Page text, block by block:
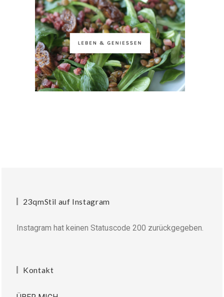
23qmStil auf Instagram
Instagram hat keinen Statuscode 200 zurückgegeben.
Kontakt